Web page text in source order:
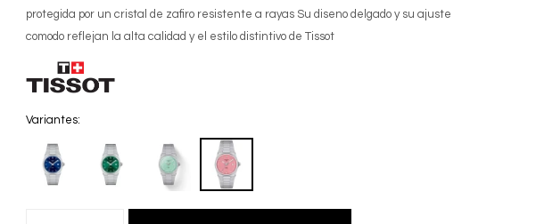
protegida por un cristal de zafiro resistente a rayas Su diseno delgado y su ajuste
comodo reflejan la alta calidad y el estilo distintivo de Tissot
Variantes: